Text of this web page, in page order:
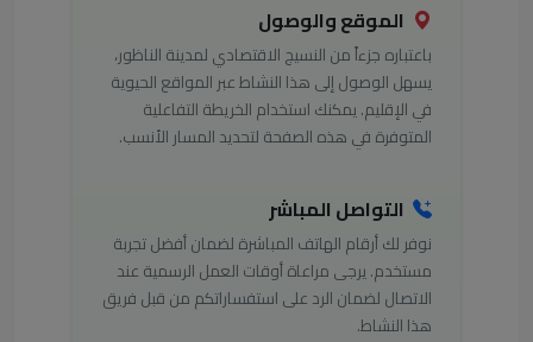
الموقع والوصول
باعتباره جزءاً من النسيج الاقتصادي لمدينة الناظور،
يسهل الوصول إلى هذا النشاط عبر المواقع الحيوية
في الإقليم. يمكنك استخدام الخريطة التفاعلية
المتوفرة في هذه الصفحة لتحديد المسار الأنسب.
التواصل المباشر
نوفر لك أرقام الهاتف المباشرة لضمان أفضل تجربة
مستخدم. يرجى مراعاة أوقات العمل الرسمية عند
الاتصال لضمان الرد على استفساراتكم من قبل فريق
هذا النشاط.